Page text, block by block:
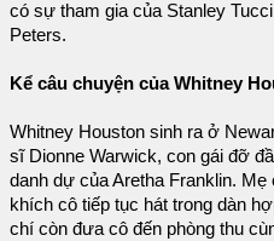
có sự tham gia của Stanley
Peters.
Kể câu chuyện của Whitney
Whitney Houston sinh ra ở
sĩ Dionne Warwick, con gái đỡ
danh dự của Aretha Franklin.
khích cô tiếp tục hát trong dàn
chí còn đưa cô đến phòng thu